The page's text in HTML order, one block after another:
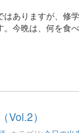
ありますが、修
今晩は、何を食
Vol.2）